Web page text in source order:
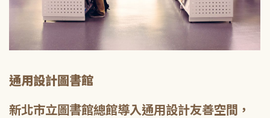
通用設計圖書館
新北市立圖書館總館導入通用設計友善空間，